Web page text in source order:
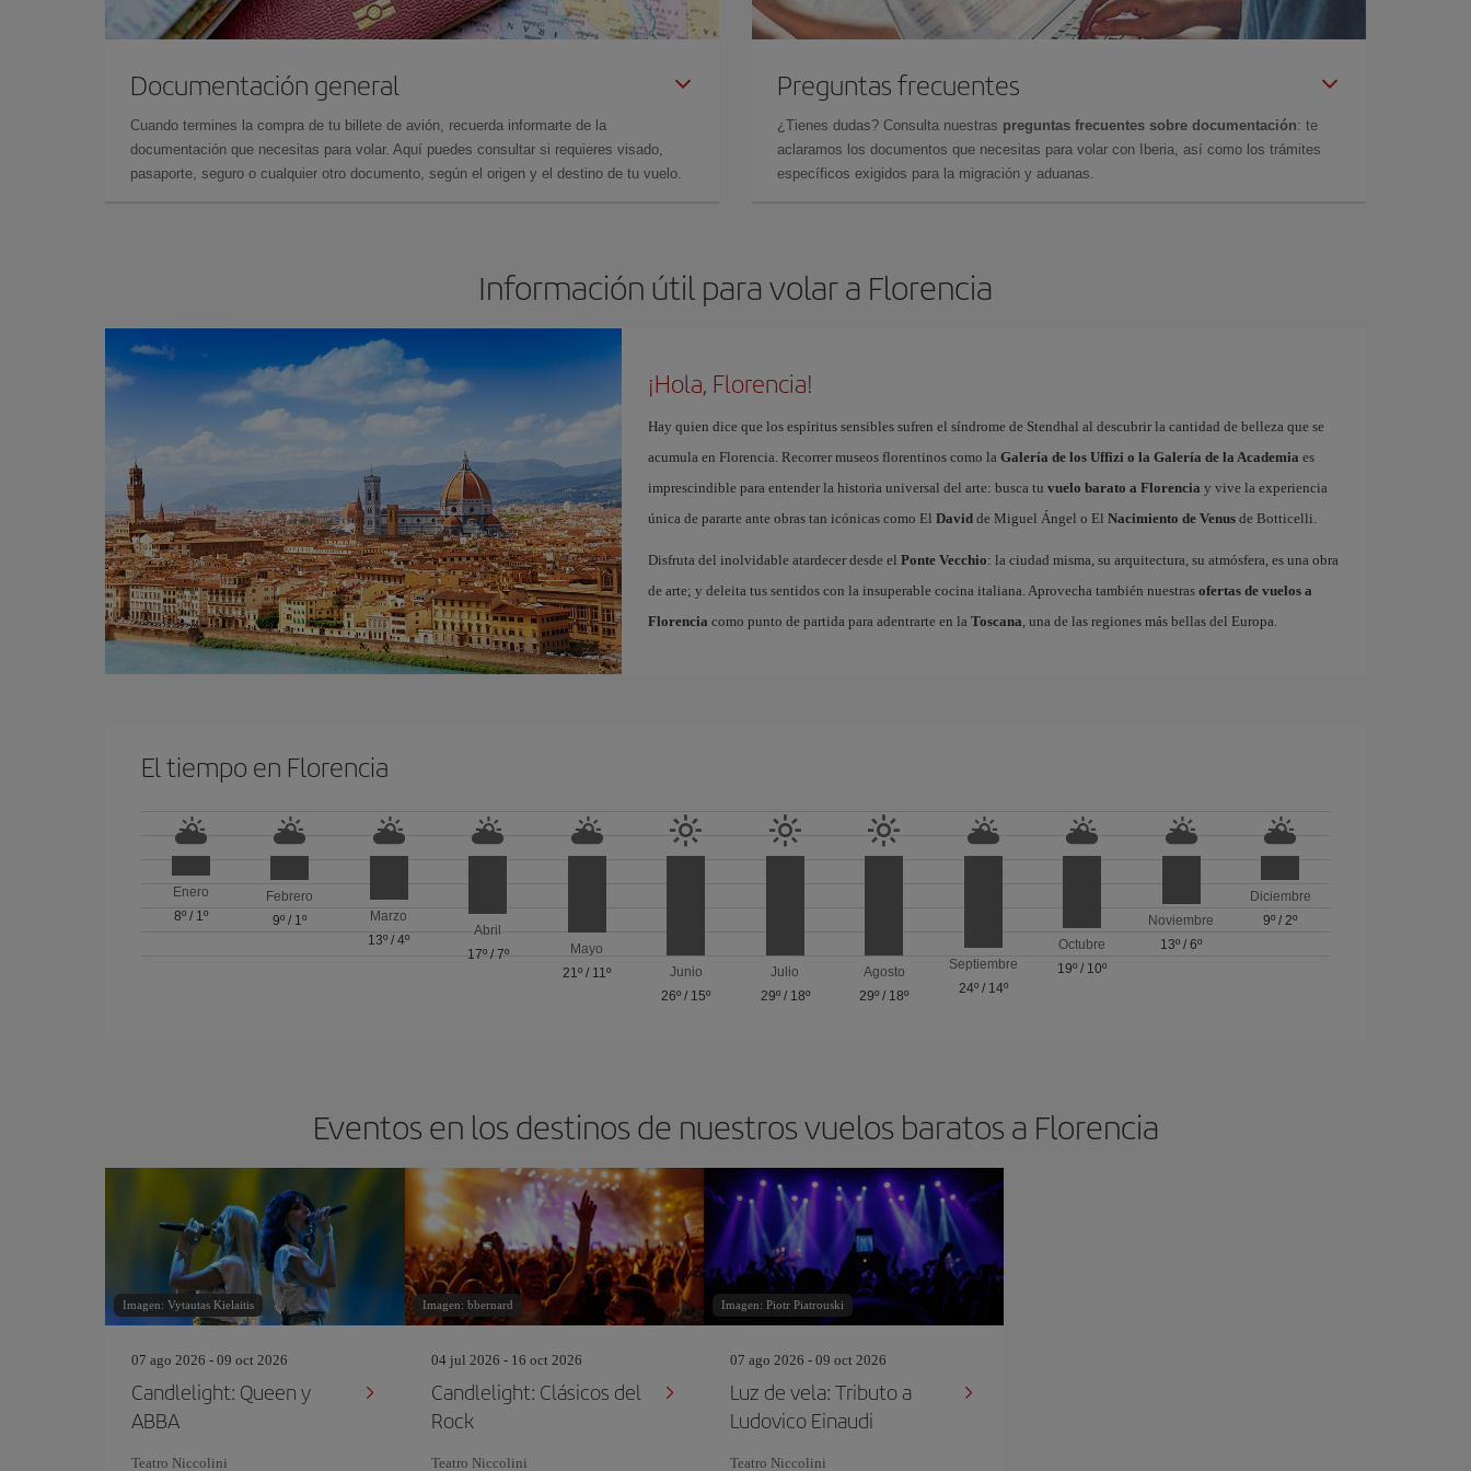
Documentación general
Cuando termines la compra de tu billete de avión, recuerda informarte de la
documentación que necesitas para volar. Aquí puedes consultar si requieres visado,
pasaporte, seguro o cualquier otro documento, según el origen y el destino de tu vuelo.
Preguntas frecuentes
¿Tienes dudas? Consulta nuestras preguntas frecuentes sobre documentación: te
aclaramos los documentos que necesitas para volar con Iberia, así como los trámites
específicos exigidos para la migración y aduanas.
Información útil para volar a Florencia
¡Hola, Florencia!
Hay quien dice que los espíritus sensibles sufren el síndrome de Stendhal al descubrir la cantidad de belleza que se
acumula en Florencia. Recorrer museos florentinos como la Galería de los Uffizi o la Galería de la Academia es
imprescindible para entender la historia universal del arte: busca tu vuelo barato a Florencia y vive la experiencia
única de pararte ante obras tan icónicas como El Davidde Miguel Ángel o El Nacimiento de Venusde Botticelli.
Disfruta del inolvidable atardecer desde el Ponte Vecchio: la ciudad misma, su arquitectura, su atmósfera, es una obra
de arte; y deleita tus sentidos con la insuperable cocina italiana. Aprovecha también nuestras ofertas de vuelos a
Florencia como punto de partida para adentrarte en la Toscana, una de las regiones más bellas del Europa.
El tiempo en Florencia
Enero
8º/ 1º
Febrero
9º / 1º
Marzo
13º /4º
Abril
17º/ 7º
Mayo
21º / 11º
Junio
26º / 15º
Julio
29º/ 18º
Agosto
29º / 18º
Septiembre
24º/ 14º
Octubre
19º / 10º
Noviembre
13º /6º
Diciembre
9º /2º
Eventos en los destinos de nuestros vuelos baratos a Florencia
Imagen: Vytautas Kielaitis
07 ago 2026 - 09 oct 2026
Candlelight: Queen y
ABBA
Teatro Niccolini
Imagen: bbernard
04 jul 2026 - 16 oct 2026
Candlelight: Clásicos del
Rock
Teatro Niccolini
Imagen: Piotr Piatrouski
07 ago 2026 - 09 oct 2026
Luz de vela: Tributo a
Ludovico Einaudi
Teatro Niccolini